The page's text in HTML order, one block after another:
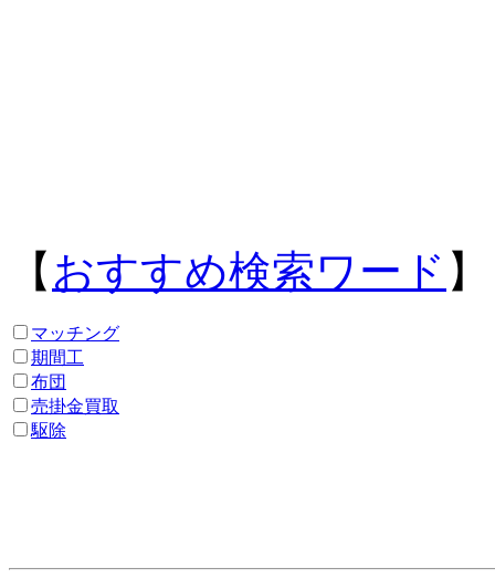
【 おすすめ検索ワード 】
マッチング
期間工
布団
売掛金買取
駆除